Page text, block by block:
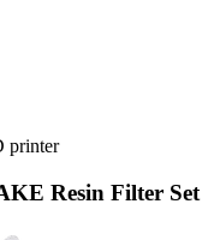
printer
Resin Filter Set